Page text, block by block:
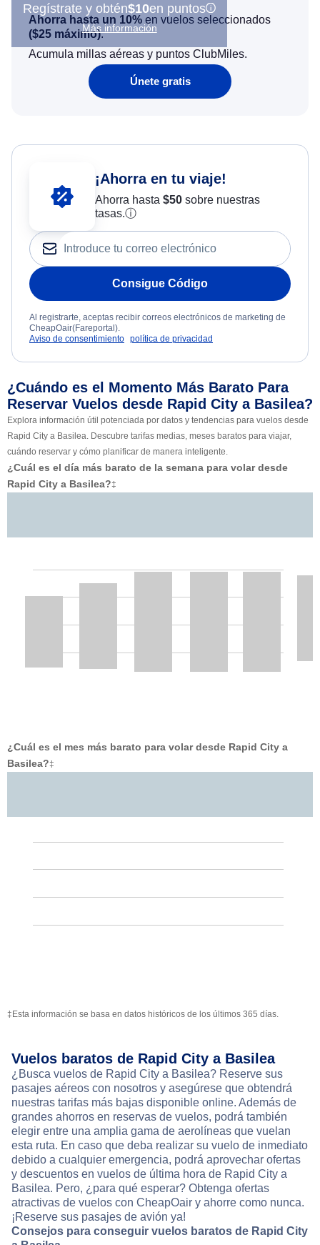
Regístrate y obtén$10en puntos
Más información
Ahorra hasta un 10% en vuelos seleccionados
($25 máximo).
Acumula millas aéreas y puntos ClubMiles.
Únete gratis
¡Ahorra en tu viaje!
Ahorra hasta $50sobre nuestras
tasas.ⓘ
Consigue Código
Al registrarte, aceptas recibir correos electrónicos de marketing de
CheapOair(Fareportal).
Aviso de consentimiento política de privacidad
¿Cuándo es el Momento Más Barato Para
Reservar Vuelos desde Rapid City a Basilea?
Explora información útil potenciada por datos y tendencias para vuelos desde
Rapid City a Basilea. Descubre tarifas medias, meses baratos para viajar,
cuándo reservar y cómo planificar de manera inteligente.
¿Cuál es el día más barato de la semana para volar desde
Rapid City a Basilea?‡
¿Cuál es el mes más barato para volar desde Rapid City a
Basilea?‡
‡Esta información se basa en datos históricos de los últimos 365 días.
Vuelos baratos de Rapid City a Basilea
¿Busca vuelos de Rapid City a Basilea? Reserve sus
pasajes aéreos con nosotros y asegúrese que obtendrá
nuestras tarifas más bajas disponible online. Además de
grandes ahorros en reservas de vuelos, podrá también
elegir entre una amplia gama de aerolíneas que vuelan
esta ruta. En caso que deba realizar su vuelo de inmediato
debido a cualquier emergencia, podrá aprovechar ofertas
y descuentos en vuelos de última hora de Rapid City a
Basilea. Pero, ¿para qué esperar? Obtenga ofertas
atractivas de vuelos con CheapOair y ahorre como nunca.
¡Reserve sus pasajes de avión ya!
Consejos para conseguir vuelos baratos de Rapid City